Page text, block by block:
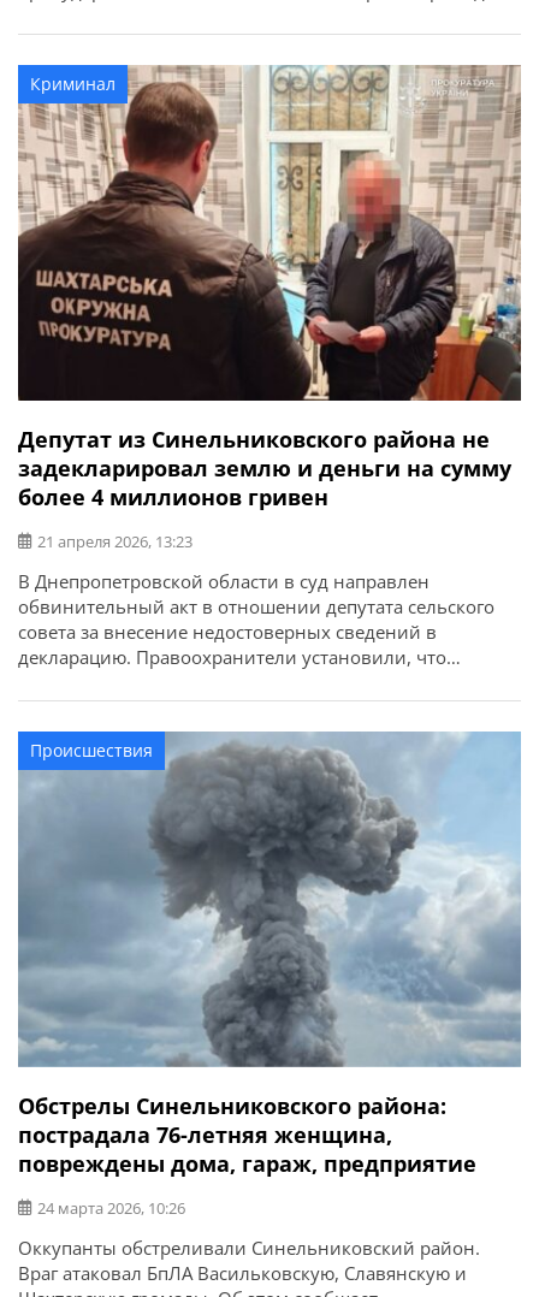
Криминал
Депутат из Синельниковского района не
задекларировал землю и деньги на сумму
более 4 миллионов гривен
21 апреля 2026, 13:23
В Днепропетровской области в суд направлен
обвинительный акт в отношении депутата сельского
совета за внесение недостоверных сведений в
декларацию. Правоохранители установили, что
подаче ежегодной декларации за 2024 год умышленно
внес в нее недостоверные сведения. Об этом сообщает
ГУНП в Днепропетровской области. По данным
следствия, в 2024 году обвиняемый подал ежегодную
Происшествия
Обстрелы Синельниковского района:
пострадала 76-летняя женщина,
повреждены дома, гараж, предприятие
24 марта 2026, 10:26
Оккупанты обстреливали Синельниковский район.
Враг атаковал БпЛА Васильковскую, Славянскую и